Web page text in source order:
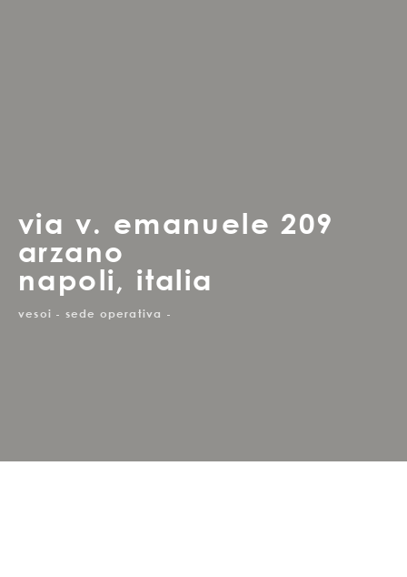
via v. emanuele 209
arzano
napoli, italia
vesoi - sede operativa -